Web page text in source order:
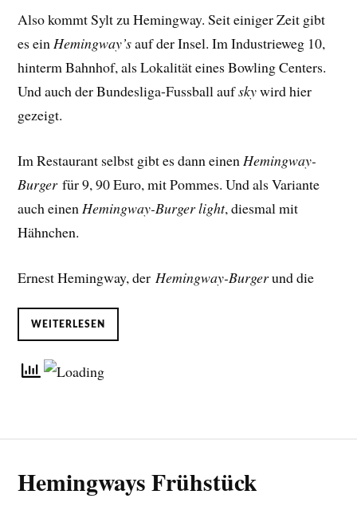
Also kommt Sylt zu Hemingway. Seit einiger Zeit gibt
es einHemingway’sauf der Insel. Im Industrieweg 10,
hinterm Bahnhof, als Lokalität eines Bowling Centers.
Und auch der Bundesliga-Fussball aufskywird hier
gezeigt.
Im Restaurant selbst gibt es dann einen Hemingway-
Burgerfür 9, 90 Euro, mit Pommes. Und als Variante
auch einen Hemingway-Burger light, diesmal mit
Hähnchen.
Ernest Hemingway, der Hemingway-Burgerund die
WEITERLESEN
Hemingways Frühstück